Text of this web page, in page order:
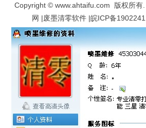
Copyright © www.ahtaifu.com 版权所有.
网 |废墨清零软件 |皖ICP备